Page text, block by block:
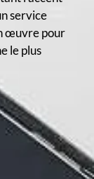
service
œuvre pour
le plus